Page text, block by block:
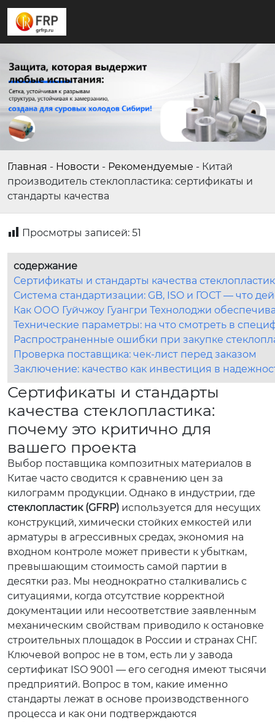
Главная - Новости - Рекомендуемые - Китай
производитель стеклопластика: сертификаты и
стандарты качества
Просмотры записей: 51
содержание
Сертификаты и стандарты качества
Система стандартизации: GB, ISO и ГОСТ — что
Как ООО Гуйчжоу Гуангри Технолоджи
Технические параметры: на что смотреть в
Распространенные ошибки при закупке
Проверка поставщика: чек-лист перед заказом
Заключение: качество как инвестиция в
Сертификаты и стандарты
качества стеклопластика:
почему это критично для
вашего проекта
Выбор поставщика композитных материалов в
Китае часто сводится к сравнению цен за
килограмм продукции. Однако в индустрии, где
стеклопластик (GFRP) используется для несущих
конструкций, химически стойких емкостей или
арматуры в агрессивных средах, экономия на
входном контроле может привести к убыткам,
превышающим стоимость самой партии в
десятки раз. Мы неоднократно сталкивались с
ситуациями, когда отсутствие корректной
документации или несоответствие заявленным
механическим свойствам приводило к остановке
строительных площадок в России и странах СНГ.
Ключевой вопрос не в том, есть ли у завода
сертификат ISO 9001 — его сегодня имеют тысячи
предприятий. Вопрос в том, какие именно
стандарты лежат в основе производственного
процесса и как они подтверждаются